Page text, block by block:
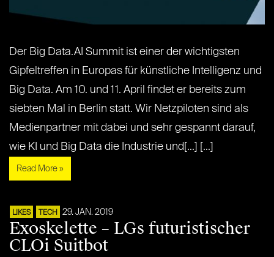
Der Big Data.AI Summit ist einer der wichtigsten
Gipfeltreffen in Europas für künstliche Intelligenz und
Big Data. Am 10. und 11. April findet er bereits zum
siebten Mal in Berlin statt. Wir Netzpiloten sind als
Medienpartner mit dabei und sehr gespannt darauf,
wie KI und Big Data die Industrie und[...] [...]
Read More »
LIKES TECH 29. JAN. 2019
Exoskelette – LGs futuristischer
CLOi Suitbot